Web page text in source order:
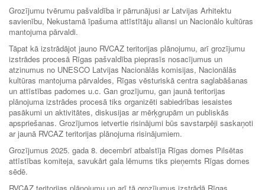
Grozījumu tvērumu pašvaldība ir pārrunājusi ar Latvijas Arhitektu
savienību, Nekustamā īpašuma attīstītāju aliansi un Nacionālo kultūras
mantojuma pārvaldi.
Tāpat kā izstrādājot jauno RVCAZ teritorijas plānojumu, arī grozījumu
izstrādes procesā Rīgas pašvaldība pieprasīs nosacījumus un
atzinumus no UNESCO Latvijas Nacionālās komisijas, Nacionālās
kultūras mantojuma pārvaldes, Rīgas vēsturiskā centra saglabāšanas
un attīstības padomes u.c. Gan grozījumu, gan jaunā teritorijas
plānojuma izstrādes procesā tiks organizēti sabiedrības iesaistes
pasākumi un aktivitātes, diskusijas ar mērķgrupām un publiskās
apspriešanas. Grozījumos ietvertie risinājumi būs savstarpēji saskaņoti
ar jaunā RVCAZ teritorijas plānojuma risinājumiem.
Grozījumus 2025. gada 8. decembrī atbalstīja Rīgas domes Pilsētas
attīstības komiteja, savukārt gala lēmums tiks pieņemts Rīgas domes
sēdē.